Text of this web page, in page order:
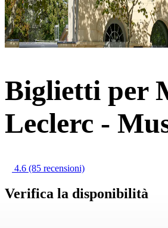
Biglietti per
Leclerc -
4.6 (85 recensioni)
Verifica la disponibilità